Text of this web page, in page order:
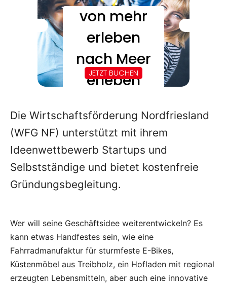
Die Wirtschaftsförderung Nordfriesland
(WFG NF) unterstützt mit ihrem
Ideenwettbewerb Startups und
Selbstständige und bietet kostenfreie
Gründungsbegleitung.
Wer will seine Geschäftsidee weiterentwickeln? Es
kann etwas Handfestes sein, wie eine
Fahrradmanufaktur für sturmfeste E-Bikes,
Küstenmöbel aus Treibholz, ein Hofladen mit regional
erzeugten Lebensmitteln, aber auch eine innovative